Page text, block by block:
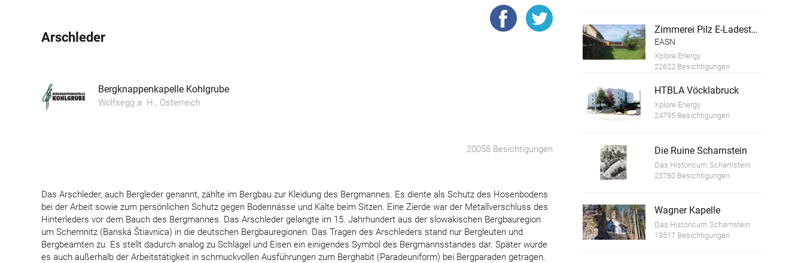
Arschleder
Bergknappenkapelle Kohlgrube
Wolfsegg a. H., Österreich
20058 Besichtigungen
Das Arschleder, auch Bergleder genannt, zählte im Bergbau zur Kleidung des Bergmannes. Es diente als Schutz des Hosenbodens
bei der Arbeit sowie zum persönlichen Schutz gegen Bodennässe und Kälte beim Sitzen. Eine Zierde war der Metallverschluss des
Hinterleders vor dem Bauch des Bergmannes. Das Arschleder gelangte im 15. Jahrhundert aus der slowakischen Bergbauregion
um Schemnitz (Banská Štiavnica) in die deutschen Bergbauregionen. Das Tragen des Arschleders stand nur Bergleuten und
Bergbeamten zu. Es stellt dadurch analog zu Schlägel und Eisen ein einigendes Symbol des Bergmannsstandes dar. Später wurde
es auch außerhalb der Arbeitstätigkeit in schmuckvollen Ausführungen zum Berghabit (Paradeuniform) bei Bergparaden getragen.
Zimmerei Pilz E-Ladestation und PV Anlage
EASN
Xplore Energy
22622 Besichtigungen
HTBLA Vöcklabruck
Xplore Energy
24795 Besichtigungen
Die Ruine Scharnstein
Das Historicum Scharnstein
23780 Besichtigungen
Wagner Kapelle
Das Historicum Scharnstein
18517 Besichtigungen